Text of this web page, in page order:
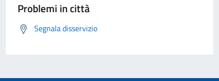
Problemi in città
Segnala disservizio